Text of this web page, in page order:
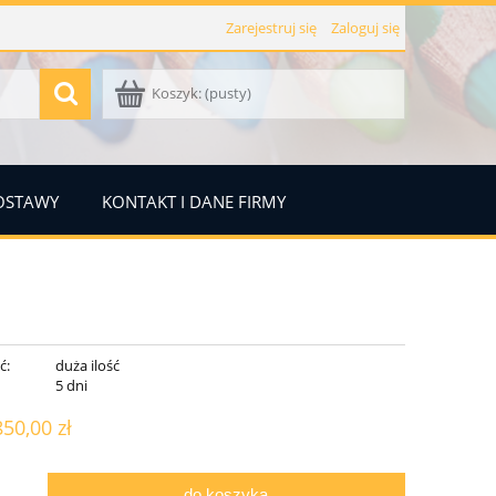
Zarejestruj się Zaloguj się
Koszyk:(pusty)
KONTAKT I DANE FIRMY
duża ilość
5 dni
zł